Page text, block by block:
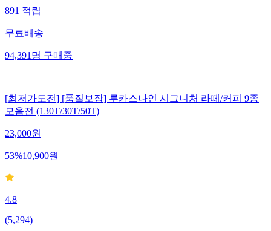
891 적립
무료배송
94,391 명 구매중
[최저가도전] [품질보장] 루카스나인 시그니처 라떼/커피 9종
모음전 (130T/30T/50T)
23,000원
53%10,900원
4.8
(5,294)